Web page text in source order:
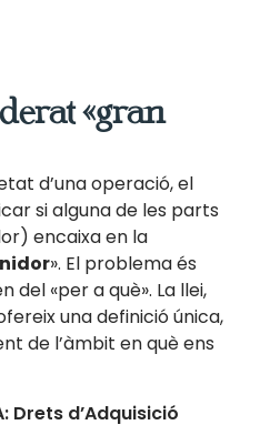
«gran
d’una operació, el
si alguna de les parts
encaixa en la
». El problema és
del «per a què». La llei,
una definició única,
de l’àmbit en què ens
Drets d’Adquisició